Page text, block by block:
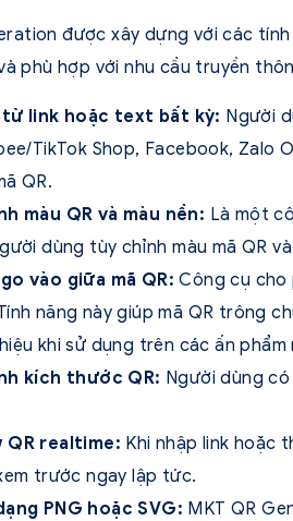
được xây dựng với các
phù hợp với nhu cầu truyền
từ link hoặc text bất kỳ: Người
TikTok Shop, Facebook, Zalo
QR.
màu QR và màu nền: Là một
dùng tùy chỉnh màu mã QR và
vào giữa mã QR:Công cụ
năng này giúp mã QR trông
khi sử dụng trên các ấn phẩm
kích thước QR: Người dùng
QR realtime: Khi nhập link hoặc
trước ngay lập tức.
PNG hoặc SVG: MKT QR